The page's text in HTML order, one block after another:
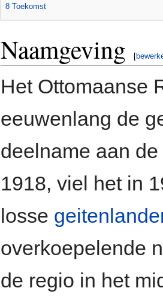
8 Toekomst
Naamgeving [
Het Ottomaanse
eeuwenlang de
deelname aan
1918, viel het in
losse
overkoepelende
de regio in het